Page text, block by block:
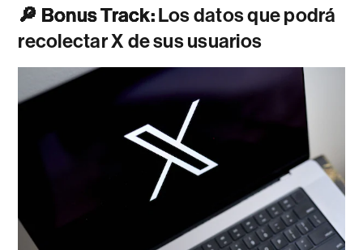
🔎 Bonus Track:Los datos que podrá
recolectar X de sus usuarios